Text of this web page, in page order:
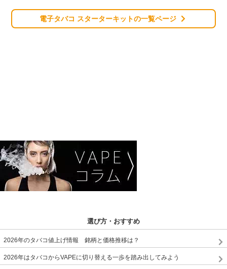
電子タバコ スターターキットの一覧ページ
選び方・おすすめ
2026年のタバコ値上げ情報 銘柄と価格推移は？
2026年はタバコからVAPEに切り替える一歩を踏み出してみよう